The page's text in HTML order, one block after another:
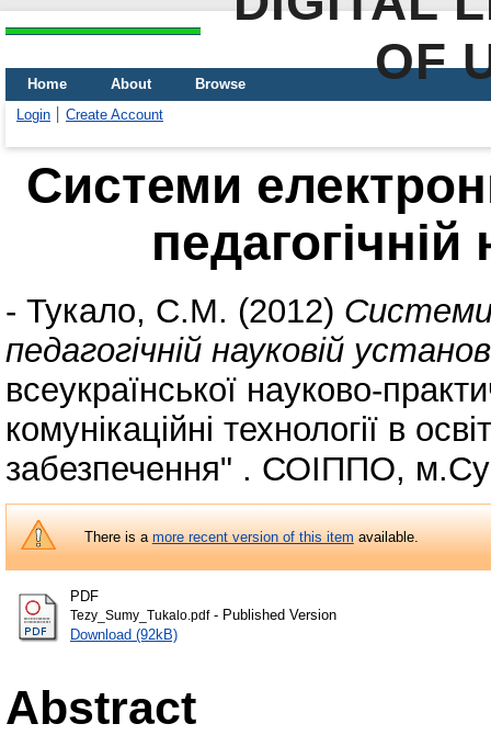
OF
Home About
Browse
Login
Create Account
Системи
педагогічній
- Тукало, С.М. (2012) Системи
педагогічній науковій
всеукраїнської науково-
комунікаційні технології в
забезпечення" . СОІППО,
There is amore recent version of this itemavailable.
PDF
Tezy_Sumy_Tukalo.pdf- Published Version
Download (92kB)
Abstract